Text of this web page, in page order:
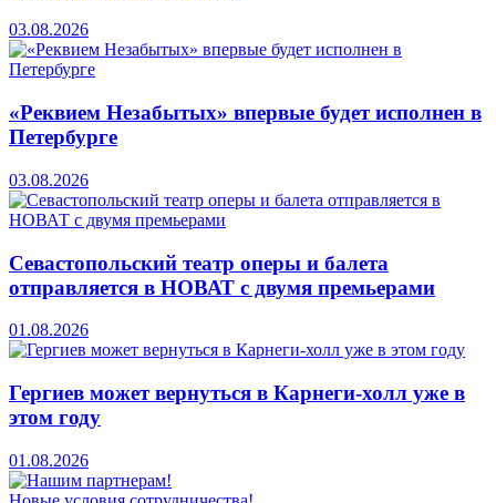
03.08.2026
«Реквием Незабытых» впервые будет исполнен в
Петербурге
03.08.2026
Севастопольский театр оперы и балета
отправляется в НОВАТ с двумя премьерами
01.08.2026
Гергиев может вернуться в Карнеги-холл уже в
этом году
01.08.2026